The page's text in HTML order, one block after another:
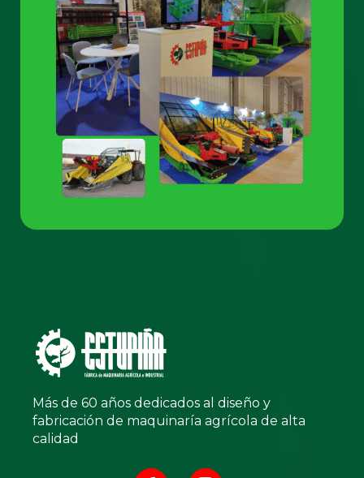
Más de 60 años dedicados al diseño y
fabricación de maquinaría agrícola de alta
calidad